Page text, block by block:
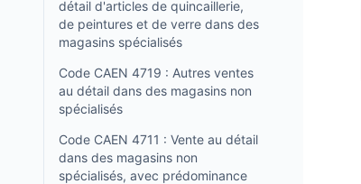
détail d'articles de quincaillerie,
de peintures et de verre dans des
magasins spécialisés
Code CAEN 4719 : Autres ventes
au détail dans des magasins non
spécialisés
Code CAEN 4711 : Vente au détail
dans des magasins non
spécialisés, avec prédominance